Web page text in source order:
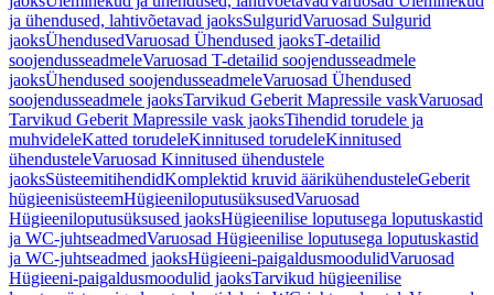
ja ühendused, lahtivõetavad jaoksSulguridVaruosad Sulgurid
jaoksÜhendusedVaruosad Ühendused jaoksT-detailid
soojendusseadmeleVaruosad T-detailid soojendusseadmele
jaoksÜhendused soojendusseadmeleVaruosad Ühendused
soojendusseadmele jaoksTarvikud Geberit Mapressile vaskVaruosad
Tarvikud Geberit Mapressile vask jaoksTihendid torudele ja
muhvideleKatted torudeleKinnitused torudeleKinnitused
ühendusteleVaruosad Kinnitused ühendustele
jaoksSüsteemitihendidKomplektid kruvid äärikühendusteleGeberit
hügieenisüsteemHügieeniloputusüksusedVaruosad
Hügieeniloputusüksused jaoksHügieenilise loputusega loputuskastid
ja WC-juhtseadmedVaruosad Hügieenilise loputusega loputuskastid
ja WC-juhtseadmed jaoksHügieeni-paigaldusmoodulidVaruosad
Hügieeni-paigaldusmoodulid jaoksTarvikud hügieenilise